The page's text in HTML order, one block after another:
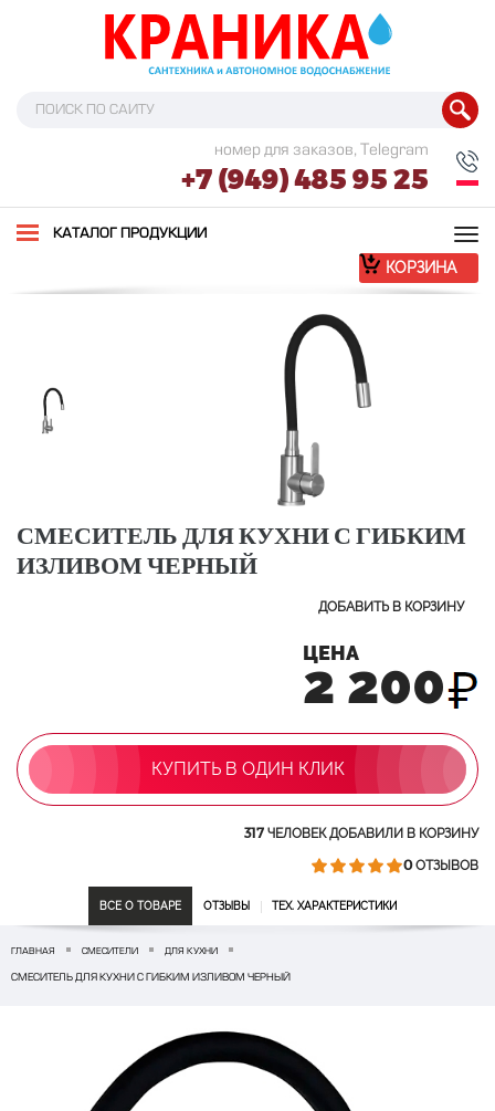
номер для заказов, Telegram
+7 (949) 485 95 25
КАТАЛОГ ПРОДУКЦИИ
КОРЗИНА
СМЕСИТЕЛЬ ДЛЯ КУХНИ С ГИБКИМ
ИЗЛИВОМ ЧЕРНЫЙ
ДОБАВИТЬ В КОРЗИНУ
ЦЕНА
2 200
КУПИТЬ В ОДИН КЛИК
ВСЕ О ТОВАРЕ ОТЗЫВЫ ТЕХ. ХАРАКТЕРИСТИКИ
317 ЧЕЛОВЕК ДОБАВИЛИ В КОРЗИНУ
0ОТЗЫВОВ
ГЛАВНАЯ СМЕСИТЕЛИ ДЛЯ КУХНИ
СМЕСИТЕЛЬ ДЛЯ КУХНИ С ГИБКИМ ИЗЛИВОМ ЧЕРНЫЙ